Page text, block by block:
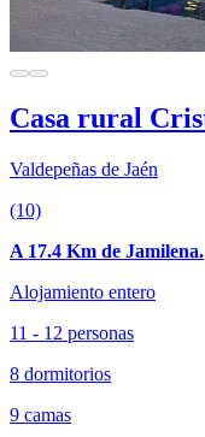
Casa rural
Valdepeñas de Jaén
(10)
A 17.4 Km de Jamilena.
Alojamiento entero
11 - 12 personas
8 dormitorios
9 camas